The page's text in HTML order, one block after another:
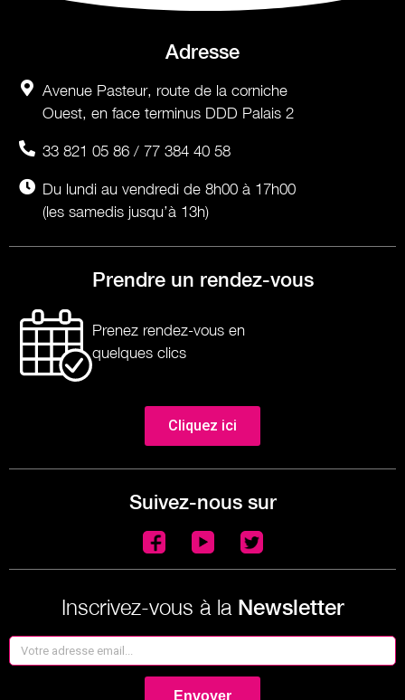
Adresse
Avenue Pasteur, route de la corniche
Ouest, en face terminus DDD Palais 2
33 821 05 86 / 77 384 40 58
Du lundi au vendredi de 8h00 à 17h00
(les samedis jusqu’à 13h)
Prendre un rendez-vous
Prenez rendez-vous en
quelques clics
Cliquez ici
Suivez-nous sur
Inscrivez-vous à la Newsletter
Envoyer